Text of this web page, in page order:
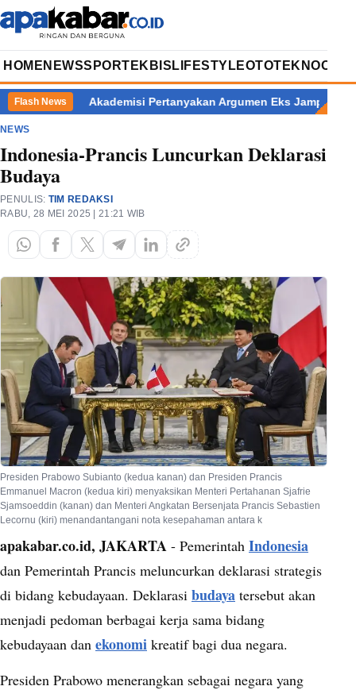
HOME NEWSSPORT EKBIS LIFESTYLEOTOTEKNOOPINI
Flash NewsAkademisi Pertanyakan Argumen Eks Jampidsus
NEWS
Indonesia-Prancis Luncurkan Deklarasi
Budaya
PENULIS: TIM REDAKSI
RABU, 28 MEI 2025 | 21:21 WIB
Presiden Prabowo Subianto (kedua kanan) dan Presiden Prancis
Emmanuel Macron (kedua kiri) menyaksikan Menteri Pertahanan Sjafrie
Sjamsoeddin (kanan) dan Menteri Angkatan Bersenjata Prancis Sebastien
Lecornu (kiri) menandantangani nota kesepahaman antara k
apakabar.co.id, JAKARTA - Pemerintah Indonesia
dan Pemerintah Prancis meluncurkan deklarasi strategis
di bidang kebudayaan. Deklarasi budaya tersebut akan
menjadi pedoman berbagai kerja sama bidang
kebudayaan dan ekonomi kreatif bagi dua negara.
Presiden Prabowo menerangkan sebagai negara yang